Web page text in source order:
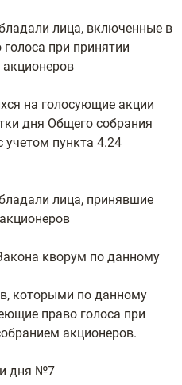
лица, включенные в
при принятии
на голосующие акции
дня Общего собрания
учетом пункта 4.24
лица, принявшие
кворум по данному
которыми по данному
право голоса при
акционеров.
дня №7